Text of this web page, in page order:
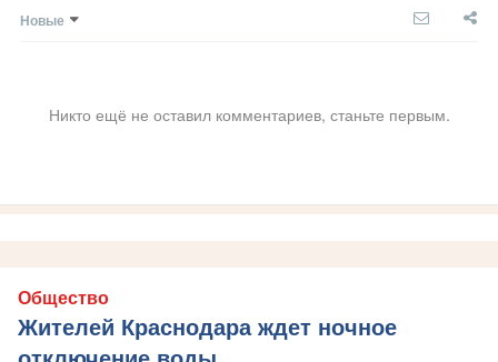
Новые
Никто ещё не оставил комментариев, станьте первым.
Общество
Жителей Краснодара ждет ночное